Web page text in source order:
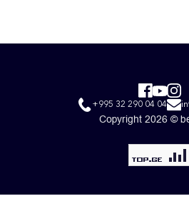
+995 32 290 04 04
Copyright 2026 ©